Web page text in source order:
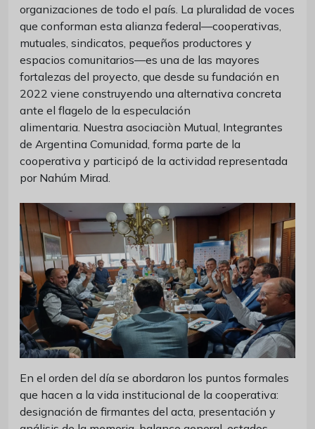
organizaciones de todo el país. La pluralidad de voces
que conforman esta alianza federal—cooperativas,
mutuales, sindicatos, pequeños productores y
espacios comunitarios—es una de las mayores
fortalezas del proyecto, que desde su fundación en
2022 viene construyendo una alternativa concreta
ante el flagelo de la especulación
alimentaria. Nuestra asociaciòn Mutual, Integrantes
de Argentina Comunidad, forma parte de la
cooperativa y participó de la actividad representada
por Nahúm Mirad.
En el orden del día se abordaron los puntos formales
que hacen a la vida institucional de la cooperativa:
designación de firmantes del acta, presentación y